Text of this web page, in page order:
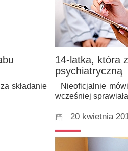
składanie
14-latka, która
psychiatryczną
Nieoficjalnie
wcześniej
20 kwietnia